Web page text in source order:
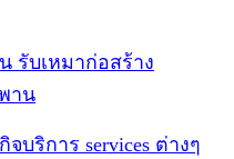
รับเหมาก่อสร้าง
าน
บริการ services ต่างๆ